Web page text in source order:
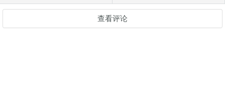
查看评论